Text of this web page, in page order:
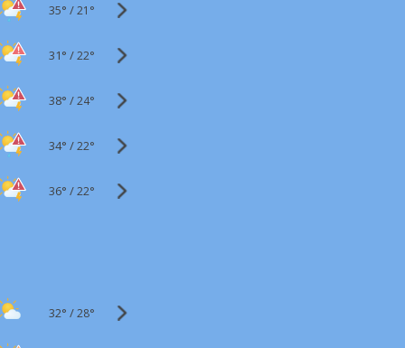
35° /21°
31° /22°
38° /24°
34° /22°
36° /22°
32° /28°